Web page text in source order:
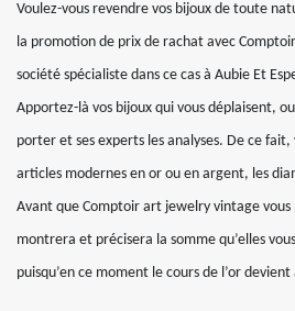
Voulez-vous revendre vos bijoux de toute
la promotion de prix de rachat avec
société spécialiste dans ce cas à Aubie Et
Apportez-là vos bijoux qui vous déplaisent,
porter et ses experts les analyses. De ce fait,
articles modernes en or ou en argent, les
Avant que Comptoir art jewelry vintage
montrera et précisera la somme qu’elles
puisqu’en ce moment le cours de l’or